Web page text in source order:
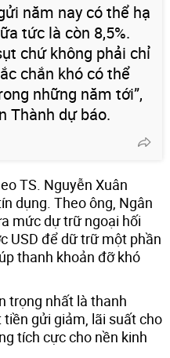
năm nay có thể hạ
tức là còn 8,5%.
chứ không phải chỉ
chắn khó có thể
những năm tới”,
Thành dự báo.
TS. Nguyễn Xuân
dụng. Theo ông, Ngân
mức dự trữ ngoại hối
USD để dữ trữ một phần
thanh khoản đỡ khó
trọng nhất là thanh
gửi giảm, lãi suất cho
tích cực cho nền kinh